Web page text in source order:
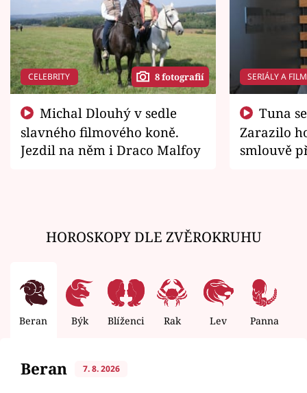
CELEBRITY 8 fotografií
slavného filmového koně.
Jezdil na něm i Draco Malfoy
SERIÁLY A
Zarazilo
smlouvě
HOROSKOPY DLE ZVĚROKRUHU
Beran Býk Blíženci Rak Lev Panna
Beran 7. 8. 2026